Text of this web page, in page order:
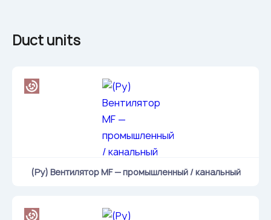
Duct units
(Ру) Вентилятор MF — промышленный / канальный